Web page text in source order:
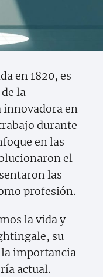
en 1820, es
la
innovadora en
durante
en las
el
las
profesión.
la vida y
su
importancia
actual.